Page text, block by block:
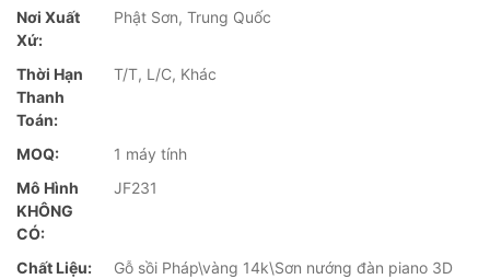
Nơi Xuất
Xứ:
Phật Sơn, Trung Quốc
Thời Hạn
Thanh
Toán:
T/T, L/C, Khác
MOQ:
1 máy tính
Mô Hình
KHÔNG
CÓ:
JF231
Chất Liệu:
Gỗ sồi Pháp\vàng 14k\Sơn nướng đàn piano 3D